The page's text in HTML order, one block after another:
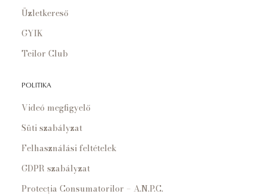
Üzletkereső
GYIK
Teilor Club
POLITIKA
Videó megfigyelő
Süti szabályzat
Felhasználási feltételek
GDPR szabályzat
Protecția Consumatorilor – A.N.P.C.